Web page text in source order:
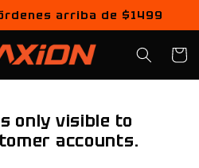
arriba de $1499
Carrito
only visible to
accounts.